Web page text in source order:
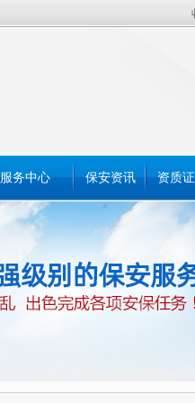
服务中心 保安资讯 资质